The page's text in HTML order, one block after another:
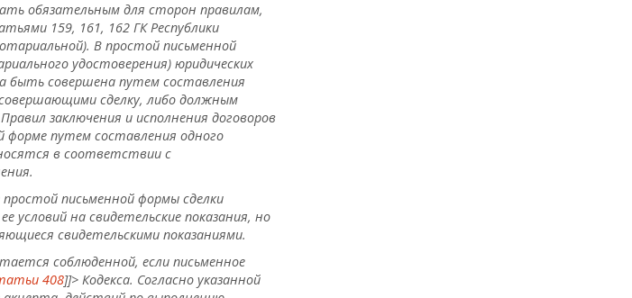
обязательным для сторон правилам,
159, 161, 162 ГК Республики
В простой письменной
удостоверения) юридических
быть совершена путем составления
сделку, либо должным
заключения и исполнения договоров
форме путем составления одного
в соответствии с
простой письменной формы сделки
условий на свидетельские показания, но
свидетельскими показаниями.
соблюденной, если письменное
408]]> Кодекса. Согласно указанной